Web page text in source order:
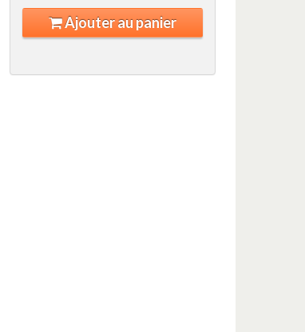
Ajouter au panier